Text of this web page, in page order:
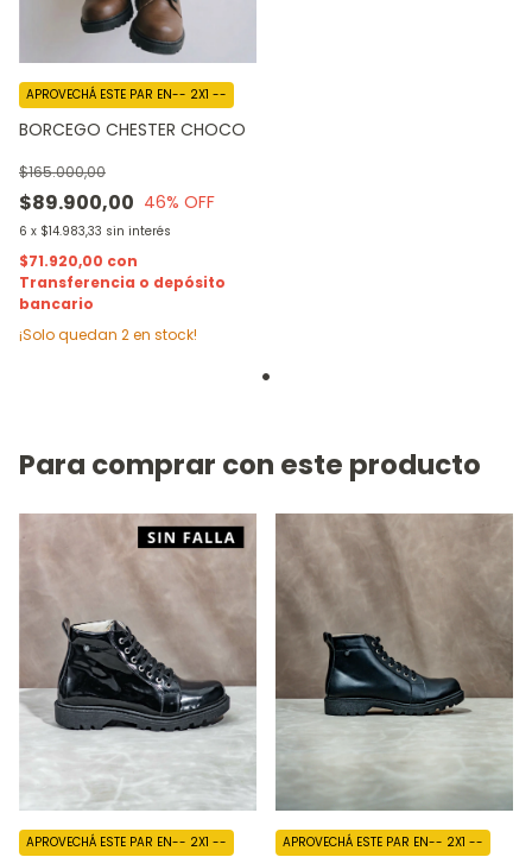
BORCEGO CHESTER CHOCO
$89.900,00
$165.000,00
46% OFF
6 x $14.983,33 sin interés
APROVECHÁ ESTE PAR EN-- 2X1 --
$71.920,00 con
Transferencia o depósito
bancario
¡Solo quedan 2en stock!
Para comprar con este producto
APROVECHÁ ESTE PAR EN-- 2X1 -- APROVECHÁ ESTE PAR EN-- 2X1 --